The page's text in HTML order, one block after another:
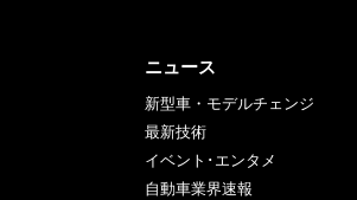
ニュース
新型車・モデルチェンジ
最新技術
イベント･エンタメ
自動車業界速報